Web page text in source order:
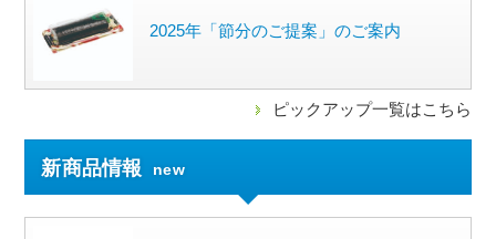
2025年「節分のご提案」のご案内
ピックアップ一覧はこちら
新商品情報 new